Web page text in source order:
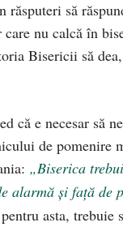
răsputeri să
care nu calcă în
Bisericii să
că e necesar să
de pomenire
„Biserica
alarmă şi faţă de
asta, trebuie